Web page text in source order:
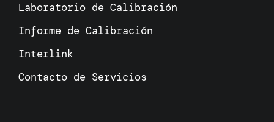
Laboratorio de Calibración
Informe de Calibración
Interlink
Contacto de Servicios